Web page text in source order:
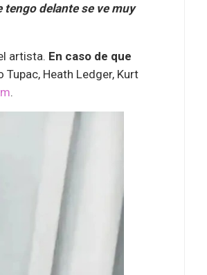
tengo delante se ve muy
artista. En caso de que
Tupac, Heath Ledger, Kurt
.